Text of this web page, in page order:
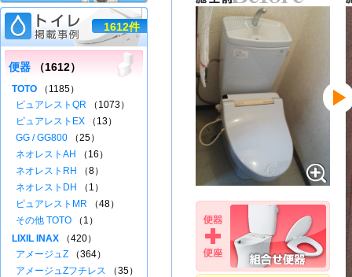
1612件
便器 （1612）
TOTO （1185）
ピュアレストQR （1073）
ピュアレストEX （13）
GG / GG800 （25）
ネオレストAH
（16）
ネオレストRH
（8）
ネオレストDH
（1）
ピュアレストMR （48）
その他 TOTO （1）
LIXIL INAX （420）
アメージュZ （364）
アメージュZフチレス （35）